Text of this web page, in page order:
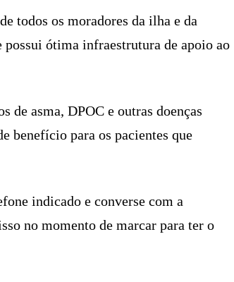
todos os moradores da ilha e da
ótima infraestrutura de apoio ao
de asma, DPOC e outras doenças
benefício para os pacientes que
indicado e converse com a
no momento de marcar para ter o